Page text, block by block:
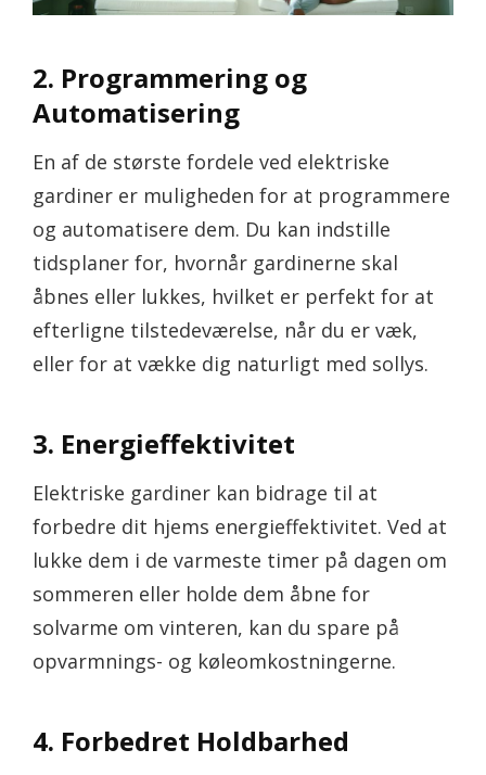
2. Programmering og
Automatisering
En af de største fordele ved elektriske
gardiner er muligheden for at programmere
og automatisere dem. Du kan indstille
tidsplaner for, hvornår gardinerne skal
åbnes eller lukkes, hvilket er perfekt for at
efterligne tilstedeværelse, når du er væk,
eller for at vække dig naturligt med sollys.
3. Energieffektivitet
Elektriske gardiner kan bidrage til at
forbedre dit hjems energieffektivitet. Ved at
lukke dem i de varmeste timer på dagen om
sommeren eller holde dem åbne for
solvarme om vinteren, kan du spare på
opvarmnings- og køleomkostningerne.
4. Forbedret Holdbarhed